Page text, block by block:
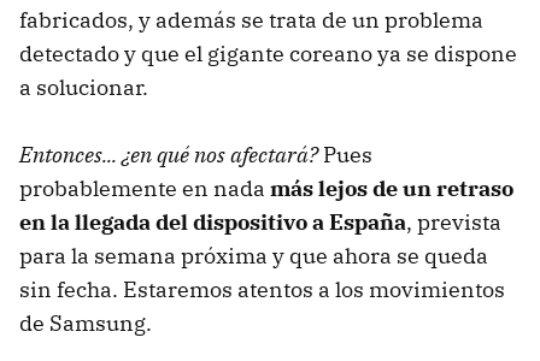
fabricados, y además se trata de un problema
detectado y que el gigante coreano ya se dispone
a solucionar.
Entonces... ¿en qué nos afectará?Pues
probablemente en nada más lejos de un retraso
en la llegada del dispositivo a España, prevista
para la semana próxima y que ahora se queda
sin fecha. Estaremos atentos a los movimientos
de Samsung.